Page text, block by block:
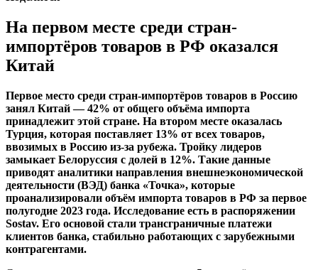
На первом месте среди стран-
импортёров товаров в РФ оказался
Китай
Первое место среди стран-импортёров товаров в Россию
занял Китай — 42% от общего объёма импорта
принадлежит этой стране. На втором месте оказалась
Турция, которая поставляет 13% от всех товаров,
ввозимых в Россию из-за рубежа. Тройку лидеров
замыкает Белоруссия с долей в 12%. Такие данные
приводят аналитики направления внешнеэкономической
деятельности (ВЭД) банка «Точка», которые
проанализировали объём импорта товаров в РФ за первое
полугодие 2023 года. Исследование есть в распоряжении
Sostav. Его основой стали трансграничные платежи
клиентов банка, стабильно работающих с зарубежными
контрагентами.